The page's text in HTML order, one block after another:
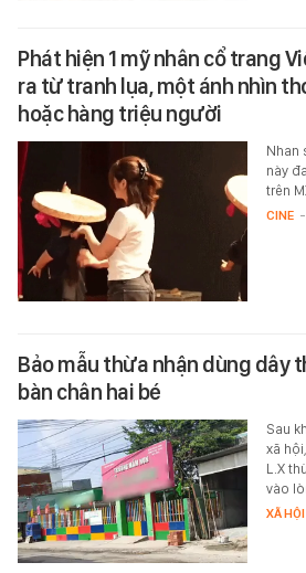
Phát hiện 1 mỹ nhân cổ trang
ra từ tranh lụa, một ánh nhìn
hoặc hàng triệu người
Nhan
này
trên
CINE -
Bảo mẫu thừa nhận dùng dây
bàn chân hai bé
Sau
xã
L.X
vào
XÃ HỘI